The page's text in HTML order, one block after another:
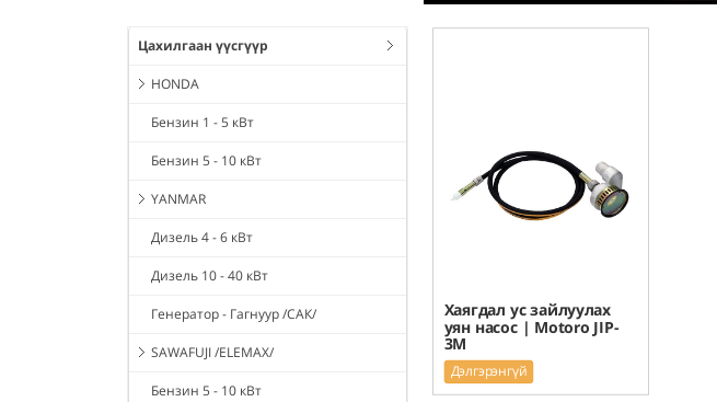
Цахилгаан үүсгүүр
HONDA
Бензин 1 - 5 кВт
Бензин 5 - 10 кВт
YANMAR
Дизель 4 - 6 кВт
Дизель 10 - 40 кВт
Генератор - Гагнуур /САК/
SAWAFUJI /ELEMAX/
Бензин 5 - 10 кВт
Хаягдал ус зайлуулах
уян насос | Motoro JIP-
3M
Дэлгэрэнгүй